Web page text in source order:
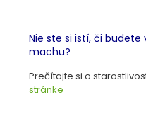
Nie ste si istí, či budete
machu?
Prečítajte si o
stránke